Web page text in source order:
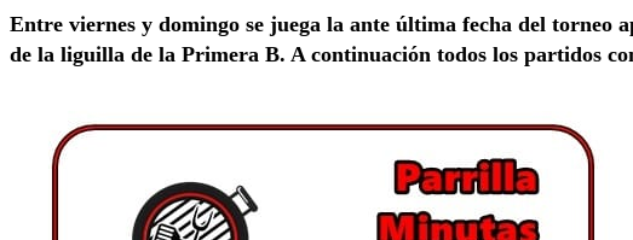
Entre viernes y domingo se juega la ante última fecha del torneo
de la liguilla de la Primera B. A continuación todos los partidos